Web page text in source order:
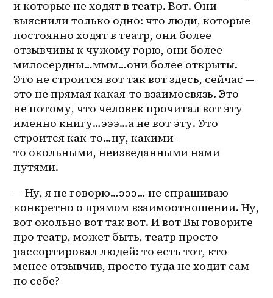
и которые не ходят в театр. Вот. Они
выяснили только одно: что люди, которые
постоянно ходят в театр, они более
отзывчивы к чужому горю, они более
милосердны…ммм…они более открыты.
Это не строится вот так вот здесь, сейчас —
это не прямая какая-то взаимосвязь. Это
не потому, что человек прочитал вот эту
именно книгу…эээ…а не вот эту. Это
строится как-то…ну, какими-
то окольными, неизведанными нами
путями.
— Ну, я не говорю…эээ… не спрашиваю
конкретно о прямом взаимоотношении. Ну,
вот окольно вот так вот. И вот Вы говорите
про театр, может быть, театр просто
рассортировал людей: то есть тот, кто
менее отзывчив, просто туда не ходит сам
по себе?